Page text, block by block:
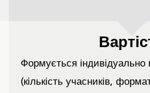
Формується індивідуально
(кількість учасників,